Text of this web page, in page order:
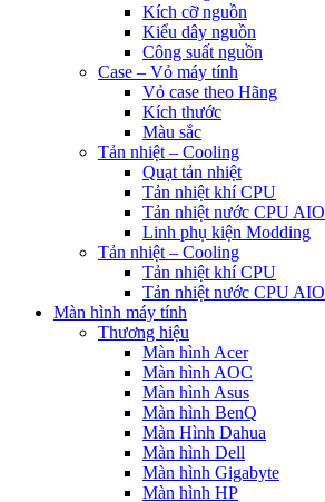
Kích cỡ nguồn
Kiểu dây nguồn
Công suất nguồn
Case – Vỏ máy tính
Vỏ case theo Hãng
Kích thước
Màu sắc
Tản nhiệt – Cooling
Quạt tản nhiệt
Tản nhiệt khí CPU
Tản nhiệt nước CPU AIO
Linh phụ kiện Modding
Tản nhiệt – Cooling
Tản nhiệt khí CPU
Tản nhiệt nước CPU AIO
Màn hình máy tính
Thương hiệu
Màn hình Acer
Màn hình AOC
Màn hình Asus
Màn hình BenQ
Màn Hình Dahua
Màn hình Dell
Màn hình Gigabyte
Màn hình HP